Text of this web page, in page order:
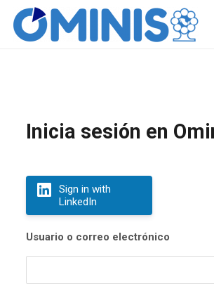
Inicia sesión en
Sign in with
LinkedIn
Usuario o correo electrónico